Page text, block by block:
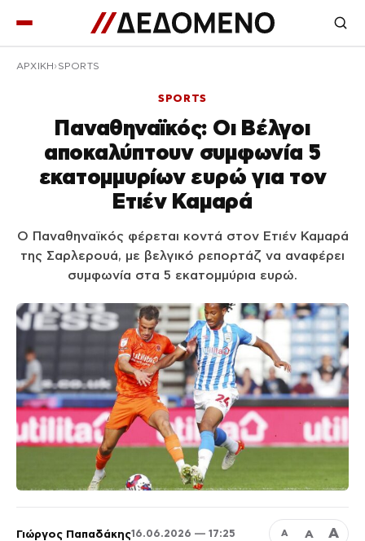
ΑΡΧΙΚΉ SPORTS
SPORTS
Παναθηναϊκός: Οι Βέλγοι
αποκαλύπτουν συμφωνία 5
εκατομμυρίων ευρώ για τον
Ετιέν Καμαρά
Ο Παναθηναϊκός φέρεται κοντά στον Ετιέν Καμαρά
της Σαρλερουά, με βελγικό ρεπορτάζ να αναφέρει
συμφωνία στα 5 εκατομμύρια ευρώ.
Γιώργος Παπαδάκης16.06.2026 — 17:25 Α Α Α